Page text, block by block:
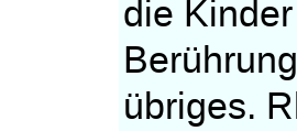
die
übriges.